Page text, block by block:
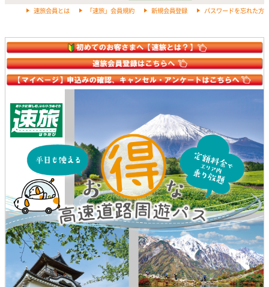
速旅会員とは 「速旅」会員規約 新規会員登録 パスワードを忘れた方